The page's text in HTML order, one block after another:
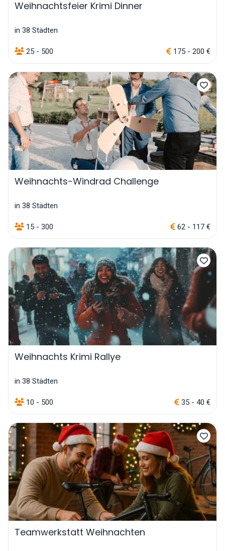
Weihnachtsfeier Krimi Dinner
in 38 Städten
25 - 500 175 - 200 €
Weihnachts-Windrad Challenge
in 38 Städten
15 - 300 62 - 117 €
Weihnachts Krimi Rallye
in 38 Städten
10 - 500 35 - 40 €
Teamwerkstatt Weihnachten